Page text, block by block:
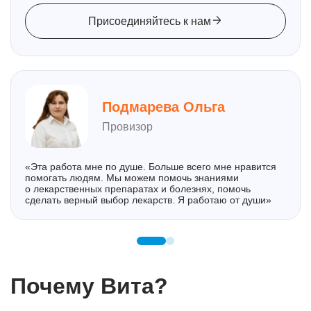
Присоединяйтесь к нам
Подмарева Ольга
Провизор
«Эта работа мне по душе. Больше всего мне нравится
помогать людям. Мы можем помочь знаниями
о лекарственных препаратах и болезнях, помочь
сделать верный выбор лекарств. Я работаю от души»
Почему Вита?